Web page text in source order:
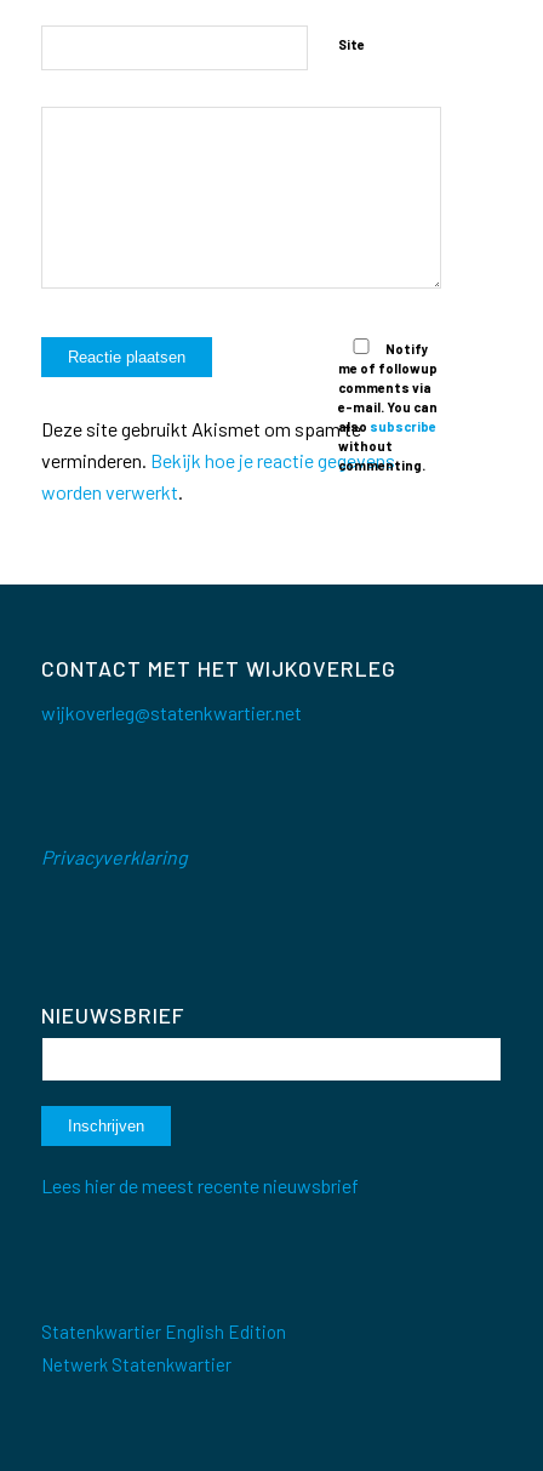
Site
Notify
me of followup
comments via
e-mail. You can
also subscribe
without
commenting.
Deze site gebruikt Akismet om spam te
verminderen. Bekijk hoe je reactie gegevens
worden verwerkt
CONTACT MET HET WIJKOVERLEG
wijkoverleg@statenkwartier.net
Privacyverklaring
NIEUWSBRIEF
Lees hier de meest recente nieuwsbrief
Statenkwartier English Edition
Netwerk Statenkwartier